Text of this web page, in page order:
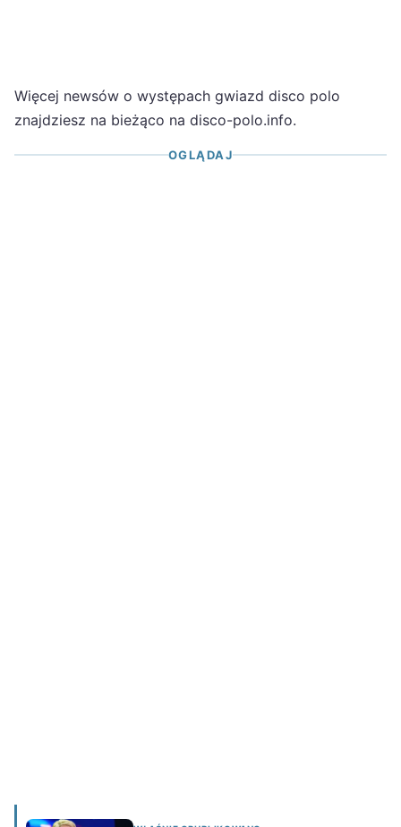
Więcej newsów o występach gwiazd disco polo
znajdziesz na bieżąco na disco-polo.info.
OGLĄDAJ